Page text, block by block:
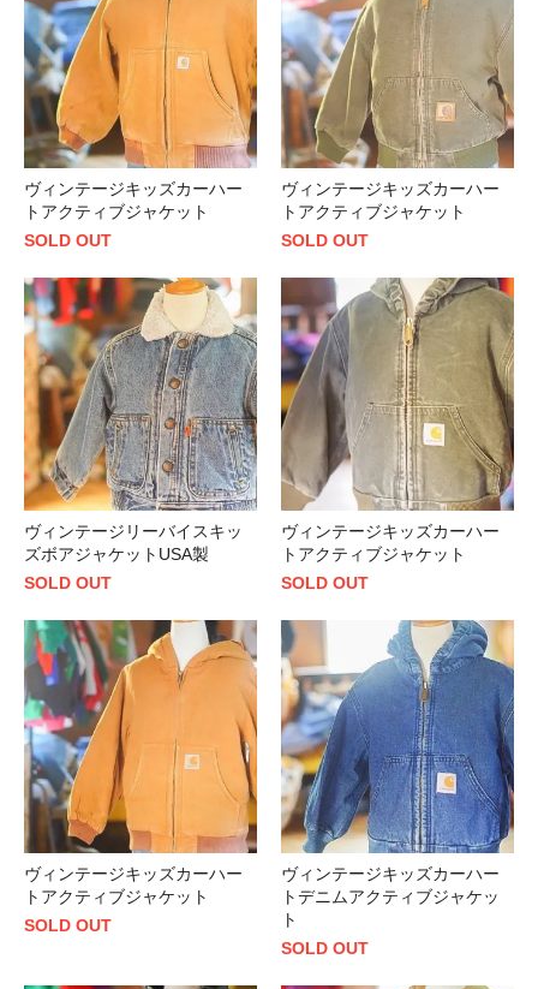
ヴィンテージキッズカーハー
トアクティブジャケット
SOLD OUT
ヴィンテージキッズカーハー
トアクティブジャケット
SOLD OUT
ヴィンテージリーバイスキッ
ズボアジャケットUSA製
SOLD OUT
ヴィンテージキッズカーハー
トアクティブジャケット
SOLD OUT
ヴィンテージキッズカーハー
トアクティブジャケット
SOLD OUT
ヴィンテージキッズカーハー
トデニムアクティブジャケッ
ト
SOLD OUT